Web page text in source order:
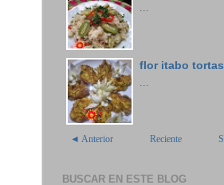
...
flor itabo tortas
...
◄ Anterior Reciente
BUSCAR EN ESTE BLOG